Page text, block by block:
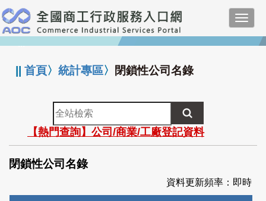
跳
到
主
要
:::
||首頁〉統計專區〉 閉鎖性公司名錄
全
站
檢
索
【熱門查詢】公司/商業/工廠登記資料
閉鎖性公司名錄
資料更新頻率：即時